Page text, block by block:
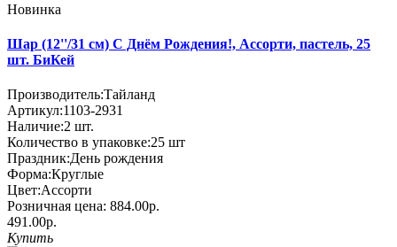
Новинка
Шар (12''/31 см) С Днём Рождения!, Ассорти, пастель, 25
шт. БиКей
Производитель:Тайланд
Артикул:1103-2931
Наличие:2 шт.
Количество в упаковке:25 шт
Праздник:День рождения
Форма:Круглые
Цвет:Ассорти
Розничная цена: 884.00р.
491.00р.
Купить